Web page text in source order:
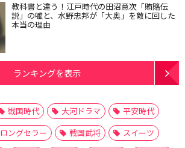
教科書と違う！江戸時代の田沼意次「賄賂伝
説」の嘘と、水野忠邦が「大奥」を敵に回した
本当の理由
ランキングを表示
戦国時代 大河ドラマ
平安時代
ロングセラー 戦国武将
スイーツ